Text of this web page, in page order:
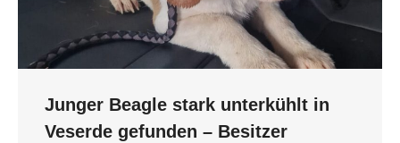
Junger Beagle stark unterkühlt in
Veserde gefunden – Besitzer